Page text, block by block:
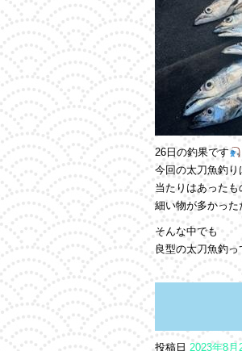
26日の釣果です
今回の太刀魚釣り
当たりはあったも
細い物が多かった
そんな中でも
良型の太刀魚釣
投稿日 2023年8月